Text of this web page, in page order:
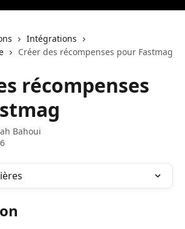
Intégrations
Créer des récompenses pour Fastmag
récompenses
Bahoui